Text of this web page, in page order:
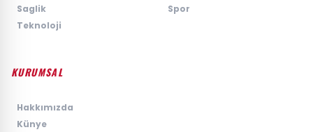
Saglik
Spor
Teknoloji
KURUMSAL
Hakkımızda
Künye